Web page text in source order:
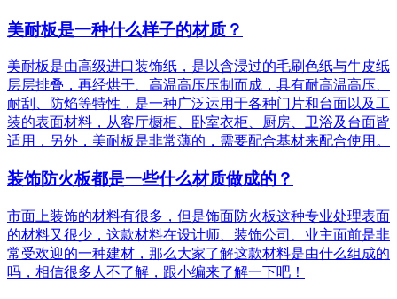
美耐板是一种什么样子的材质？
美耐板是由高级进口装饰纸，是以含浸过的毛刷色纸与牛皮纸
层层排叠，再经烘干、高温高压压制而成，具有耐高温高压、
耐刮、防焰等特性，是一种广泛运用于各种门片和台面以及工
装的表面材料，从客厅橱柜、卧室衣柜、厨房、卫浴及台面皆
适用，另外，美耐板是非常薄的，需要配合基材来配合使用。
装饰防火板都是一些什么材质做成的？
市面上装饰的材料有很多，但是饰面防火板这种专业处理表面
的材料又很少，这款材料在设计师、装饰公司、业主面前是非
常受欢迎的一种建材，那么大家了解这款材料是由什么组成的
吗，相信很多人不了解，跟小编来了解一下吧！